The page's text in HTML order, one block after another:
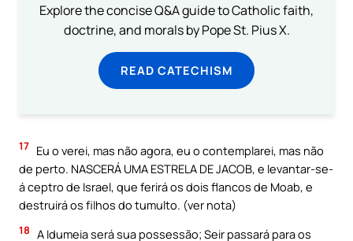
Explore the concise Q&A guide to Catholic faith,
doctrine, and morals by Pope St. Pius X.
READ CATECHISM
17 Eu o verei, mas não agora, eu o contemplarei, mas não
de perto. NASCERÁ UMA ESTRELA DE JACOB, e levantar-se-
á ceptro de Israel, que ferirá os dois flancos de Moab, e
destruirá os filhos do tumulto. (ver nota)
18 A Idumeia será sua possessão; Seir passará para os